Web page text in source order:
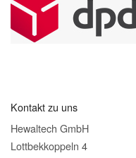
Kontakt zu uns
Hewaltech GmbH
Lottbekkoppeln 4